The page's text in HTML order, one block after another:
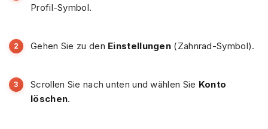
Profil-Symbol.
Gehen Sie zu den Einstellungen (Zahnrad-Symbol).
Scrollen Sie nach unten und wählen Sie Konto
löschen.